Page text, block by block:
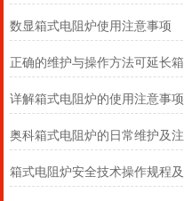
数显箱式电阻炉使用注意事项
详解箱式电阻炉的使用注意事项